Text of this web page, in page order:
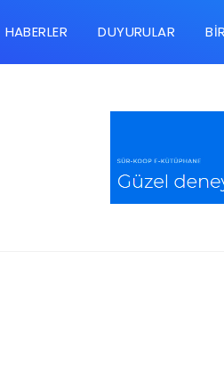
HABERLER DUYURULAR